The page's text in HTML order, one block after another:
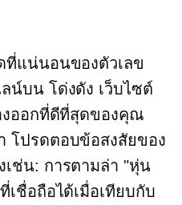
ที่แน่นอนของตัวเลข
ลน์บน โด่งดัง เว็บไซต์
งออกที่ดีที่สุดของคุณ
โปรดตอบข้อสงสัยของ
ช่น: การตามล่า "หุ่น
ชื่อถือได้เมื่อเทียบกับ